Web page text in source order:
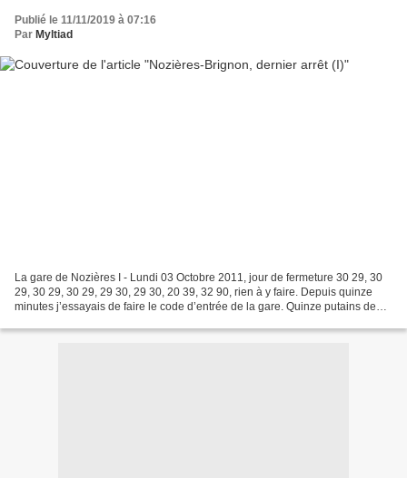
Publié le 11/11/2019 à 07:16
Par Myltiad
La gare de Nozières I - Lundi 03 Octobre 2011, jour de fermeture 30 29, 30
29, 30 29, 30 29, 29 30, 29 30, 20 39, 32 90, rien à y faire. Depuis quinze
minutes j’essayais de faire le code d’entrée de la gare. Quinze putains de